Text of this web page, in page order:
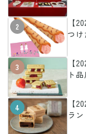
2
【
つけ
3
【
ト
4
【
ラ